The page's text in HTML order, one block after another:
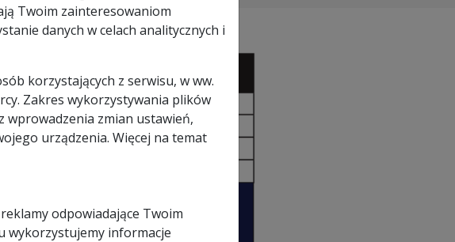
Twoim zainteresowaniom
danych w celach analitycznych i
korzystających z serwisu, w ww.
Zakres wykorzystywania plików
wprowadzenia zmian ustawień,
urządzenia. Więcej na temat
odpowiadające Twoim
wykorzystujemy informacje